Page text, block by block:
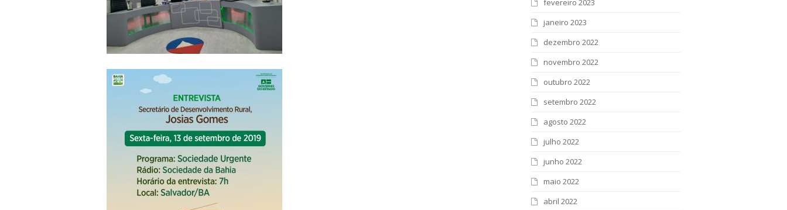
fevereiro 2023
janeiro 2023
dezembro 2022
novembro 2022
outubro 2022
setembro 2022
agosto 2022
julho 2022
junho 2022
maio 2022
abril 2022